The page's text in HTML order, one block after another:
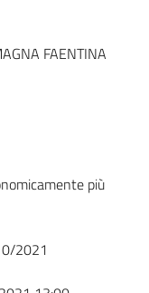
FAENTINA
più
2021